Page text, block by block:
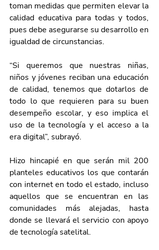
toman medidas que permiten elevar la
calidad educativa para todas y todos,
pues debe asegurarse su desarrollo en
igualdad de circunstancias.
“Si queremos que nuestras niñas,
niños y jóvenes reciban una educación
de calidad, tenemos que dotarlos de
todo lo que requieren para su buen
desempeño escolar, y eso implica el
uso de la tecnología y el acceso a la
era digital”, subrayó.
Hizo hincapié en que serán mil 200
planteles educativos los que contarán
con internet en todo el estado, incluso
aquellos que se encuentran en las
comunidades más alejadas, hasta
donde se llevará el servicio con apoyo
de tecnología satelital.